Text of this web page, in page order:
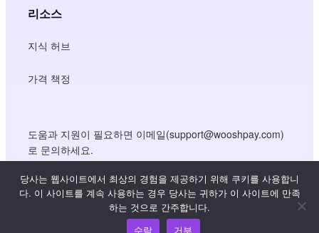
리소스
지식 허브
가격 책정
도움과 지원이 필요하면 이메일(support@wooshpay.com)
로 문의하세요.
바랍니다.
미디어 관련 문의는 이메일(media@wooshpay.com)로 보내
당사는 웹사이트에서 최상의 경험을 제공하기 위해 쿠키를 사용합니
다. 이 사이트를 계속 사용하는 경우 당사는 귀하가 이 사이트에 만족
하는 것으로 간주합니다.
수락
거부